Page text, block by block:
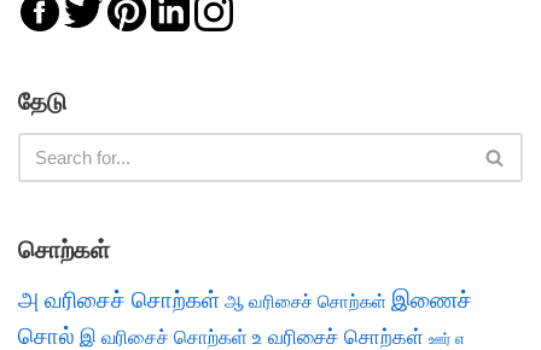
தேடு
சொற்கள்
அ வரிசைச் சொற்கள் ஆ வரிசைச் சொற்கள் இணைச்
சொல் இ வரிசைச் சொற்கள் உ வரிசைச் சொற்கள் ஊர் எ